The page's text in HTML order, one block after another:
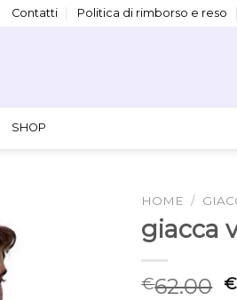
Contatti Politica di rimborso e reso
SHOP
HOME /
giacca
€62.00 €